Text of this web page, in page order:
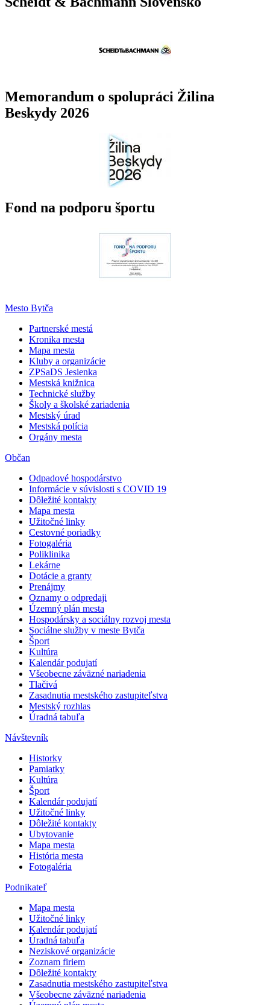
Memorandum o spolupráci Žilina
Beskydy 2026
Fond na podporu športu
Mesto Bytča
Partnerské mestá
Kronika mesta
Mapa mesta
Kluby a organizácie
ZPSaDS Jesienka
Mestská knižnica
Technické služby
Školy a školské zariadenia
Mestský úrad
Mestská polícia
Orgány mesta
Občan
Odpadové hospodárstvo
Informácie v súvislosti s COVID 19
Dôležité kontakty
Mapa mesta
Užitočné linky
Cestovné poriadky
Fotogaléria
Poliklinika
Lekárne
Dotácie a granty
Prenájmy
Oznamy o odpredaji
Územný plán mesta
Hospodársky a sociálny rozvoj mesta
Sociálne služby v meste Bytča
Šport
Kultúra
Kalendár podujatí
Všeobecne záväzné nariadenia
Tlačivá
Zasadnutia mestského zastupiteľstva
Mestský rozhlas
Úradná tabuľa
Návštevník
Historky
Pamiatky
Kultúra
Šport
Kalendár podujatí
Užitočné linky
Dôležité kontakty
Ubytovanie
Mapa mesta
História mesta
Fotogaléria
Podnikateľ
Mapa mesta
Užitočné linky
Kalendár podujatí
Úradná tabuľa
Neziskové organizácie
Zoznam firiem
Dôležité kontakty
Zasadnutia mestského zastupiteľstva
Všeobecne záväzné nariadenia